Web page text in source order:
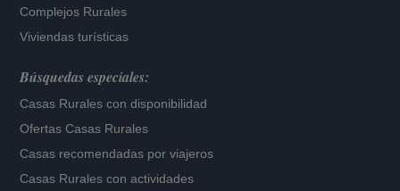
Complejos Rurales
Viviendas turísticas
Búsquedas especiales:
Casas Rurales con disponibilidad
Ofertas Casas Rurales
Casas recomendadas por viajeros
Casas Rurales con actividades